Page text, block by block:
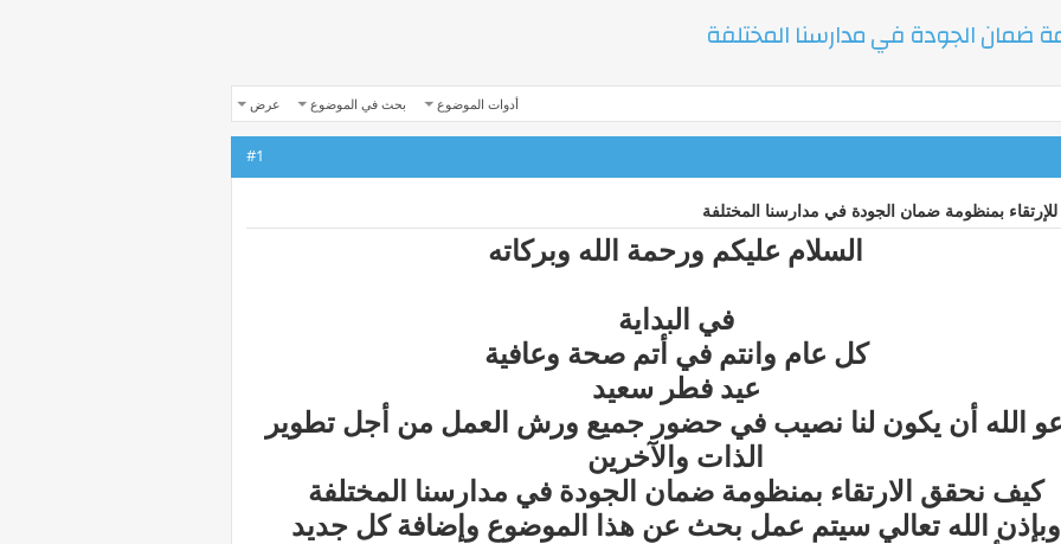
ضمان الجودة في مدارسنا المختلفة
أدوات الموضوع بحث في الموضوع عرض
#1
بمنظومة ضمان الجودة في مدارسنا المختلفة
السلام عليكم ورحمة الله وبركاته
في البداية
كل عام وانتم في أتم صحة وعافية
عيد فطر سعيد
الله أن يكون لنا نصيب في حضور جميع ورش العمل من أجل تطوير
الذات والآخرين
كيف نحقق الارتقاء بمنظومة ضمان الجودة في مدارسنا المختلفة
وبإذن الله تعالي سيتم عمل بحث عن هذا الموضوع وإضافة كل جديد